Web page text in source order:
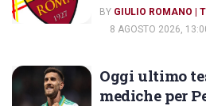
BY GIULIO ROMANO |
8 AGOSTO 2026,
Oggi ultimo
mediche per